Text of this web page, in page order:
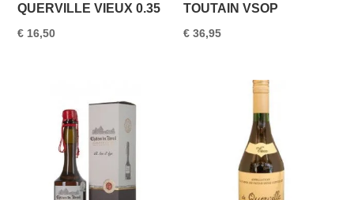
QUERVILLE VIEUX 0.35
€ 16,50
TOUTAIN VSOP
€ 36,95